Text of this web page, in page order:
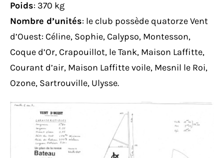
Poids: 370 kg
Nombre d’unités: le club possède quatorze Vent
d’Ouest: Céline, Sophie, Calypso, Montesson,
Coque d’Or, Crapouillot, le Tank, Maison Laffitte,
Courant d’air, Maison Laffitte voile, Mesnil le Roi,
Ozone, Sartrouville, Ulysse.